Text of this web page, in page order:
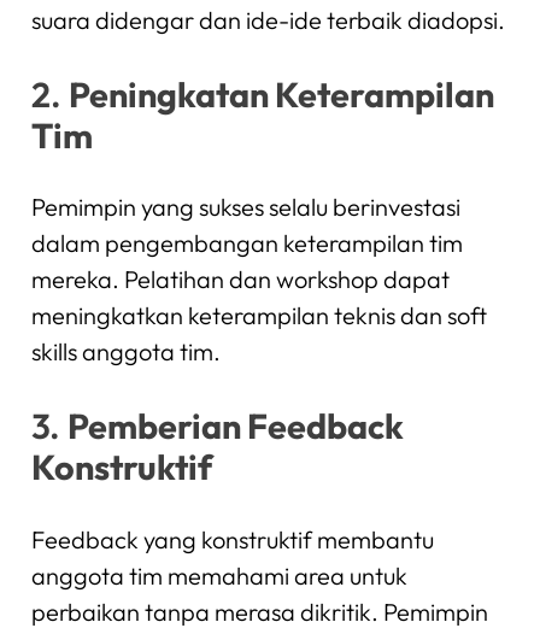
suara didengar dan ide-ide terbaik diadopsi.
2. Peningkatan Keterampilan
Tim
Pemimpin yang sukses selalu berinvestasi
dalam pengembangan keterampilan tim
mereka. Pelatihan dan workshop dapat
meningkatkan keterampilan teknis dan soft
skills anggota tim.
3. Pemberian Feedback
Konstruktif
Feedback yang konstruktif membantu
anggota tim memahami area untuk
perbaikan tanpa merasa dikritik. Pemimpin